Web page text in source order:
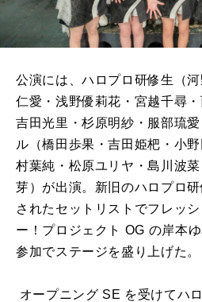
公演には、ハロプロ研修生（
仁愛・浅野優莉花・宮越千尋
吉田光里・杉原明紗・服部琉
ル（橋田歩果・吉田姫杷・小
村葉純・松原ユリヤ・島川波
芽）が出演。新旧のハロプロ
されたセットリストでフレッ
ー！プロジェクト OG の岸本
参加でステージを盛り上げた。
オープニング SE を受けてハ